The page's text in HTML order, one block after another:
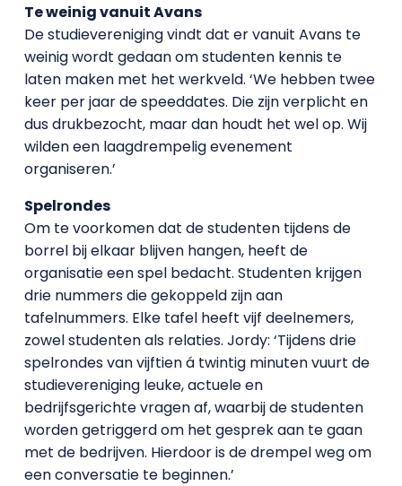
Te weinig vanuit Avans
De studievereniging vindt dat er vanuit Avans te
weinig wordt gedaan om studenten kennis te
laten maken met het werkveld. ‘We hebben twee
keer per jaar de speeddates. Die zijn verplicht en
dus drukbezocht, maar dan houdt het wel op. Wij
wilden een laagdrempelig evenement
organiseren.’
Spelrondes
Om te voorkomen dat de studenten tijdens de
borrel bij elkaar blijven hangen, heeft de
organisatie een spel bedacht. Studenten krijgen
drie nummers die gekoppeld zijn aan
tafelnummers. Elke tafel heeft vijf deelnemers,
zowel studenten als relaties. Jordy: ‘Tijdens drie
spelrondes van vijftien á twintig minuten vuurt de
studievereniging leuke, actuele en
bedrijfsgerichte vragen af, waarbij de studenten
worden getriggerd om het gesprek aan te gaan
met de bedrijven. Hierdoor is de drempel weg om
een conversatie te beginnen.’